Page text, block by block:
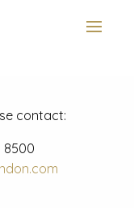
and advisory news
contact:
8500